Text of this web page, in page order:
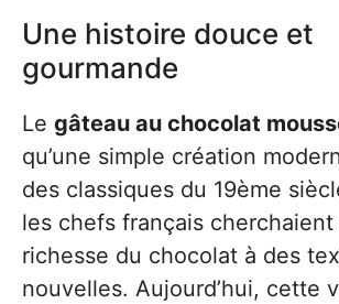
Une histoire douce et
gourmande
Le gâteau au chocolat
qu’une simple création
des classiques du 19ème
les chefs français cherchaient
richesse du chocolat à des
nouvelles. Aujourd’hui, cette